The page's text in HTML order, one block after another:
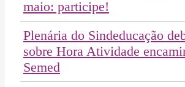
maio: participe!
Plenária do Sindeducação
sobre Hora Atividade
Semed